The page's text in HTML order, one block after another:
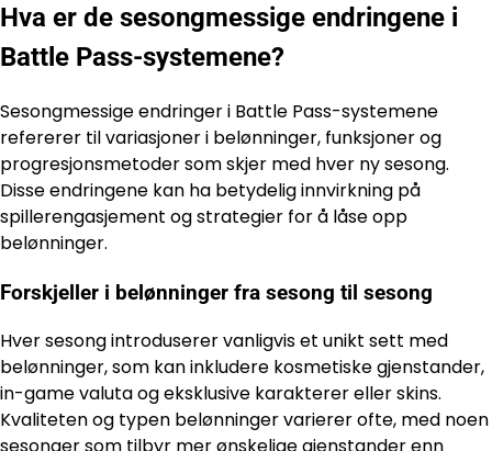
Hva er de sesongmessige endringene i
Battle Pass-systemene?
Sesongmessige endringer i Battle Pass-systemene
refererer til variasjoner i belønninger, funksjoner og
progresjonsmetoder som skjer med hver ny sesong.
Disse endringene kan ha betydelig innvirkning på
spillerengasjement og strategier for å låse opp
belønninger.
Forskjeller i belønninger fra sesong til sesong
Hver sesong introduserer vanligvis et unikt sett med
belønninger, som kan inkludere kosmetiske gjenstander,
in-game valuta og eksklusive karakterer eller skins.
Kvaliteten og typen belønninger varierer ofte, med noen